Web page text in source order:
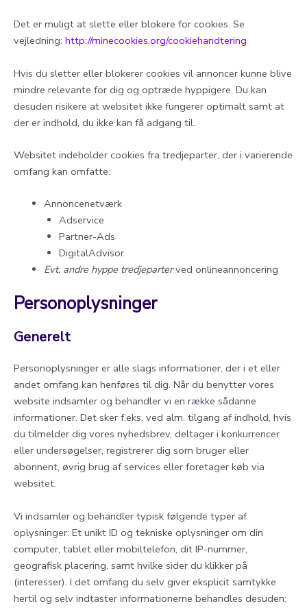
Det er muligt at slette eller blokere for cookies. Se
vejledning: http://minecookies.org/cookiehandtering
Hvis du sletter eller blokerer cookies vil annoncer kunne blive
mindre relevante for dig og optræde hyppigere. Du kan
desuden risikere at websitet ikke fungerer optimalt samt at
der er indhold, du ikke kan få adgang til.
Websitet indeholder cookies fra tredjeparter, der i varierende
omfang kan omfatte:
Annoncenetværk
Adservice
Partner-Ads
DigitalAdvisor
Evt. andre hyppe tredjeparterved onlineannoncering
Personoplysninger
Generelt
Personoplysninger er alle slags informationer, der i et eller
andet omfang kan henføres til dig. Når du benytter vores
website indsamler og behandler vi en række sådanne
informationer. Det sker f.eks. ved alm. tilgang af indhold, hvis
du tilmelder dig vores nyhedsbrev, deltager i konkurrencer
eller undersøgelser, registrerer dig som bruger eller
abonnent, øvrig brug af services eller foretager køb via
websitet.
Vi indsamler og behandler typisk følgende typer af
oplysninger: Et unikt ID og tekniske oplysninger om din
computer, tablet eller mobiltelefon, dit IP-nummer,
geografisk placering, samt hvilke sider du klikker på
(interesser). I det omfang du selv giver eksplicit samtykke
hertil og selv indtaster informationerne behandles desuden: